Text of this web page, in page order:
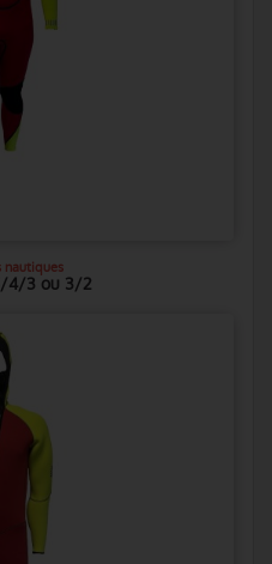
nautiques
4/3 ou 3/2